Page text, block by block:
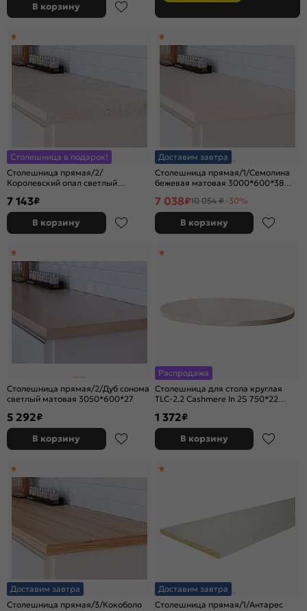
В корзину
Столешница в подарок!
Столешница прямая/2/
Королевский опал светлый
3000*600*38 (влагостойкая)R9
7 143₽
В корзину
Доставим завтра
Столешница прямая/1/Семолина
бежевая матовая 3000*600*38
7 038₽10 054 ₽ -30%
В корзину
Столешница прямая/2/Дуб сонома
светлый матовая 3050*600*27
5 292₽
В корзину
Распродажа
Столешница для стола круглая
TLC-2.2 Cashmere In 2S 750*22
1 372₽
В корзину
Доставим завтра
Столешница прямая/3/Кокоболо
Доставим завтра
Столешница прямая/1/Антарес